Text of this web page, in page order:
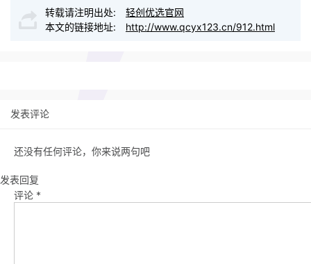
转载请注明出处:
轻创优选官网
本文的链接地址:
http://www.qcyx123.cn/912.html
发表评论
还没有任何评论，你来说两句吧
发表回复
评论 *